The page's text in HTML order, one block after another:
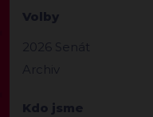
Volby
2026 Senát
Archiv
Kdo jsme